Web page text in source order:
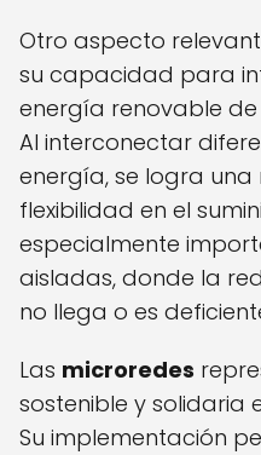
Otro aspecto
su capacidad para
energía renovable
Al interconectar
energía, se logra
flexibilidad en el
especialmente
aisladas, donde la
no llega o es
Las microredes
sostenible y solidaria
Su implementación